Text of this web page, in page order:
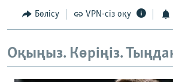
Бөлісу VPN-сіз оқу
Оқыңыз. Көріңіз.